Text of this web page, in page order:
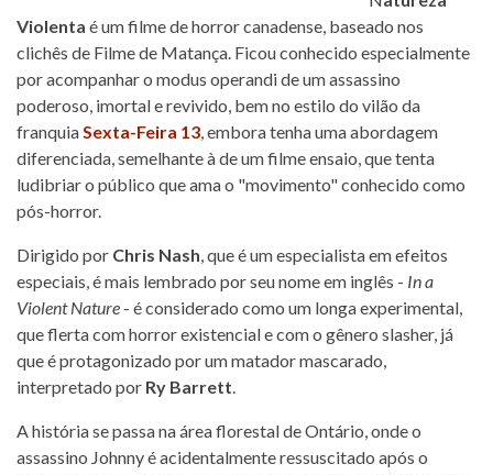
Violenta é um filme de horror canadense, baseado nos
clichês de Filme de Matança. Ficou conhecido especialmente
por acompanhar o modus operandi de um assassino
poderoso, imortal e revivido, bem no estilo do vilão da
franquiaSexta-Feira 13, embora tenha uma abordagem
diferenciada, semelhante à de um filme ensaio, que tenta
ludibriar o público que ama o "movimento" conhecido como
pós-horror.
Dirigido por Chris Nash, que é um especialista em efeitos
especiais, é mais lembrado por seu nome em inglês - In a
Violent Nature - é considerado como um longa experimental,
que flerta com horror existencial e com o gênero slasher, já
que é protagonizado por um matador mascarado,
interpretado por Ry Barrett.
A história se passa na área florestal de Ontário, onde o
assassino Johnny é acidentalmente ressuscitado após o